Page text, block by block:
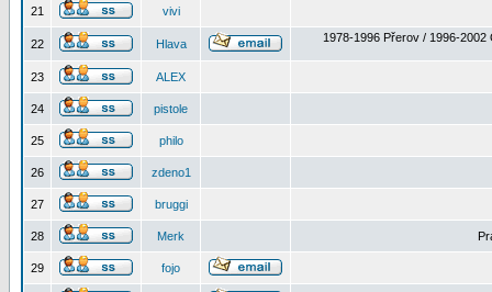
21 vivi
22 Hlava 1978-1996 Přerov / 1996-2002
23 ALEX
24 pistole
25 philo
26 zdeno1
27 bruggi
28 Merk
29 fojo